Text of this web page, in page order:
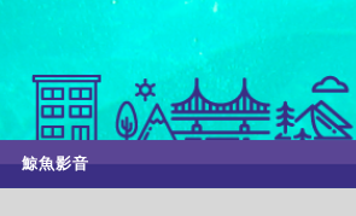
鯨魚影音